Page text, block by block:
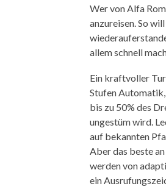
Wer von Alfa
anzureisen. So
allem schnell
Ein kraftvoller
Stufen
bis zu 50% des
ungestüm wird.
auf bekannten
Aber das beste
werden von
ein